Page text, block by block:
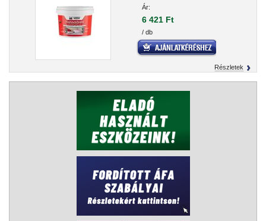
Ár:
6 421 Ft
/ db
Részletek